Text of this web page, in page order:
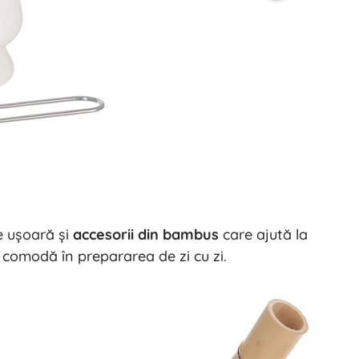
ușoară și accesorii din bambus care ajută la
în prepararea de zi cu zi.